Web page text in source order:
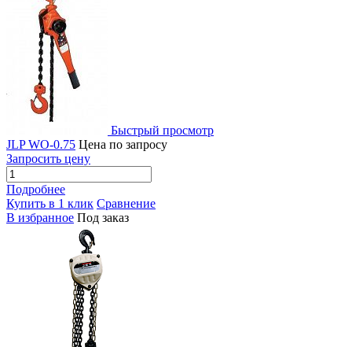
Быстрый просмотр
JLP WO-0.75 Цена по запросу
Запросить цену
Подробнее
Купить в 1 клик Сравнение
В избранное Под заказ